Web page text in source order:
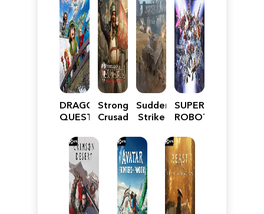
DRAGON
QUEST
Reimagined
Stronghold
Crusader:
Edition
Sudden
Strike
SUPER
ROBOT
Y